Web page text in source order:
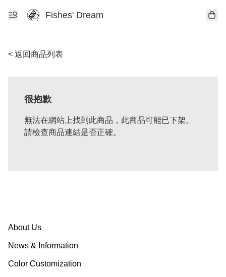
Fishes' Dream
< 返回商品列表
很抱歉
無法在網站上找到此商品，此商品可能已下架。
請檢查商品連結是否正確。
About Us
News & Information
Color Customization